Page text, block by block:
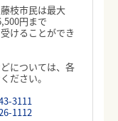
枝市民は最大
円まで
けることができ
については、各
ださい。
3111
1112